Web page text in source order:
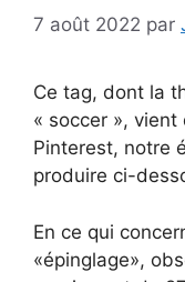
7 août 2022 par
Ce tag, dont la
« soccer », vient
Pinterest, notre
produire ci-
En ce qui
«épinglage»,